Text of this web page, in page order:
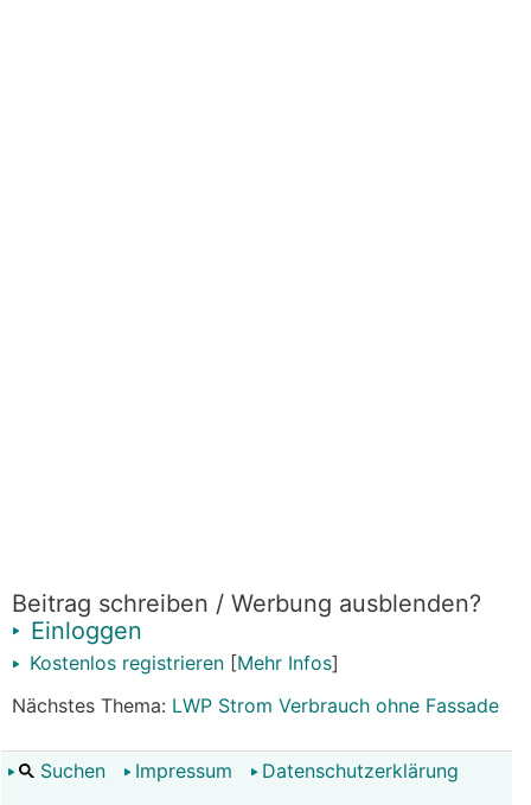
Beitrag schreiben / Werbung ausblenden?
Einloggen
Kostenlos registrieren [Mehr Infos]
Nächstes Thema: LWP Strom Verbrauch ohne Fassade
Suchen Impressum
Datenschutzerklärung